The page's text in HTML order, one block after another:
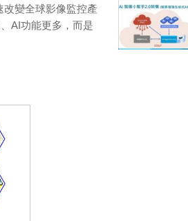
改變全球影像監控產
AI功能更多，而是